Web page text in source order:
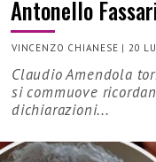
Antonello
VINCENZO CHIANESE |20
Claudio Amendola
si commuove
dichiarazioni...